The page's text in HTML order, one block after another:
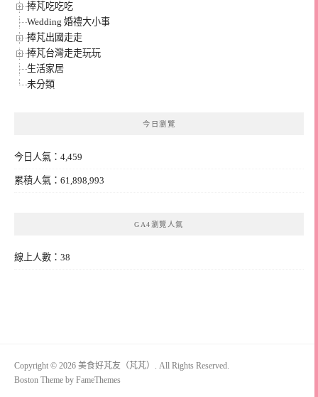
捧芃吃吃吃
Wedding 婚禮大小事
捧芃出國走走
捧芃台灣走走玩玩
生活家居
未分類
今日瀏覽
今日人氣：4,459
累積人氣：61,898,993
GA4瀏覽人氣
線上人數：38
Copyright © 2026 美食好芃友（芃芃）. All Rights Reserved.
Boston Theme by FameThemes